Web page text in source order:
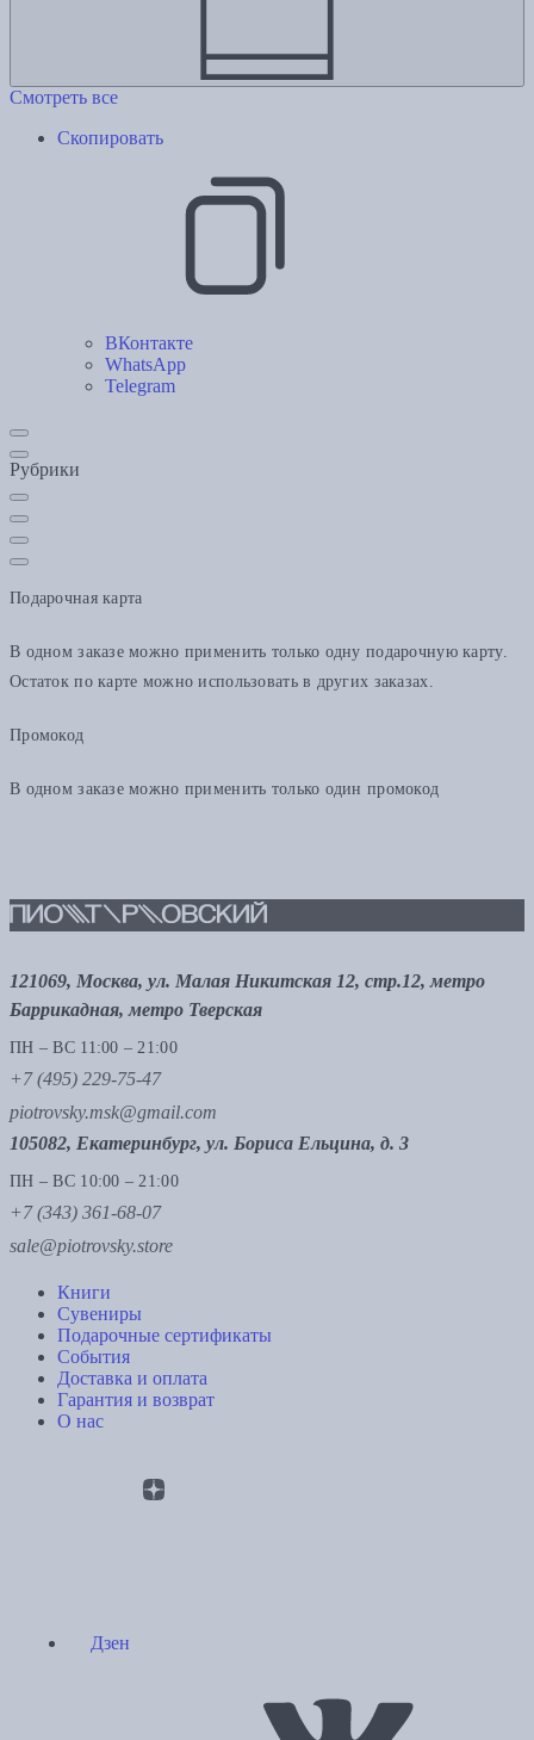
Смотреть все
Скопировать
ВКонтакте
WhatsApp
Telegram
Рубрики
Подарочная карта
В одном заказе можно применить только одну подарочную карту.
Остаток по карте можно использовать в других заказах.
Промокод
В одном заказе можно применить только один промокод
121069, Москва, ул. Малая Никитская 12, стр.12, метро
Баррикадная, метро Тверская
ПН – ВС 11:00 – 21:00
+7 (495) 229-75-47
piotrovsky.msk@gmail.com
105082, Екатеринбург, ул. Бориса Ельцина, д. 3
ПН – ВС 10:00 – 21:00
+7 (343) 361-68-07
sale@piotrovsky.store
Книги
Сувениры
Подарочные сертификаты
События
Доставка и оплата
Гарантия и возврат
О нас
Дзен